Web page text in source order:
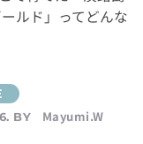
ルド」ってどんな
BY
Mayumi.W